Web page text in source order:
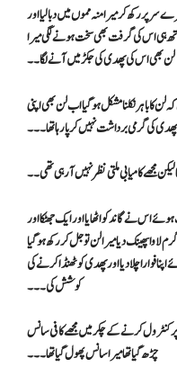
پر رکھ کر میرا منہ مموں میں دبا لیا اور
ہی اس کی گرفت بھی سخت ہونے لگی میرا
لن بھی اس کی پھدی کی جکڑ میں آنے لگا۔۔
کا باہر نکلنا مشکل ہو گیا اب لن بھی اپنی
پھدی کی گرمی برداشت نہیں کر پارہا تھا ۔۔۔
مجھے کامیابی ملتی نظر نہیں آ رہی تھی۔۔
اس نے گاند کو اٹھایا اور ایک جھٹکا اور
پھینک دیا میرا لن تو جل کر رکھ ہو گیا
چلا دیا اور پھدی کو ٹھنڈا کرنے کی
کوشش کی ۔۔۔
کنٹرول کرنے کے چکر میں مجھے کافی سانس
چڑھ گیا تھا میرا سانس پھول گیا تھا۔۔۔